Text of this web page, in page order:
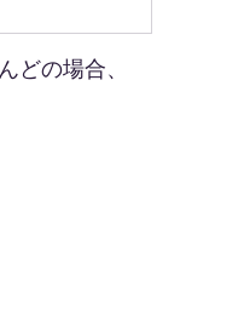
どの場合、